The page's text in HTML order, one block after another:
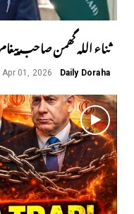
ثناء اللہ گھمن صاحب
Daily Doraha
Apr 01, 2026